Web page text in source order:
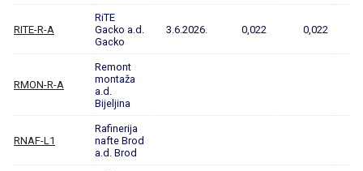
RITE-R-A
RiTE
Gacko a.d.
Gacko
3.6.2026. 0,022 0,022
RMON-R-A
Remont
montaža
a.d.
Bijeljina
RNAF-L1
Rafinerija
nafte Brod
a.d. Brod